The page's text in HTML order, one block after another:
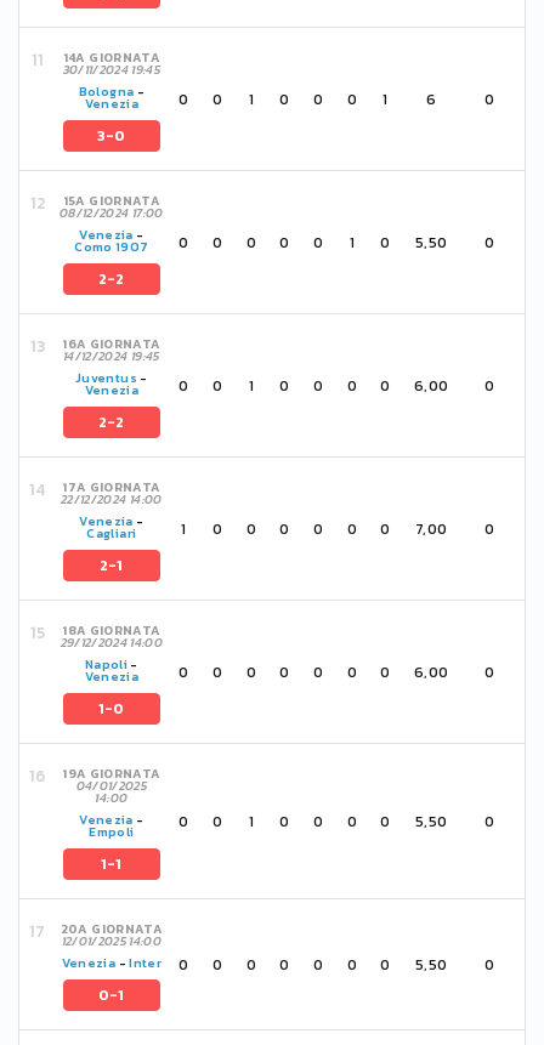
14A GIORNATA
30/11/2024 19:45
Bologna -
Venezia
3-0
0 0 1 0 0 0 1 6 0
15A GIORNATA
08/12/2024 17:00
Venezia -
Como 1907
2-2
0 0 0 0 0 1 0 5,50 0
16A GIORNATA
14/12/2024 19:45
Juventus -
Venezia
2-2
0 0 1 0 0 0 0 6,00 0
17A GIORNATA
22/12/2024 14:00
Venezia -
Cagliari
2-1
1 0 0 0 0 0 0 7,00 0
18A GIORNATA
29/12/2024 14:00
Napoli -
Venezia
1-0
0 0 0 0 0 0 0 6,00 0
19A GIORNATA
04/01/2025
14:00
Venezia -
Empoli
1-1
0 0 1 0 0 0 0 5,50 0
20A GIORNATA
12/01/2025 14:00
Venezia -Inter
0-1
0 0 0 0 0 0 0 5,50 0